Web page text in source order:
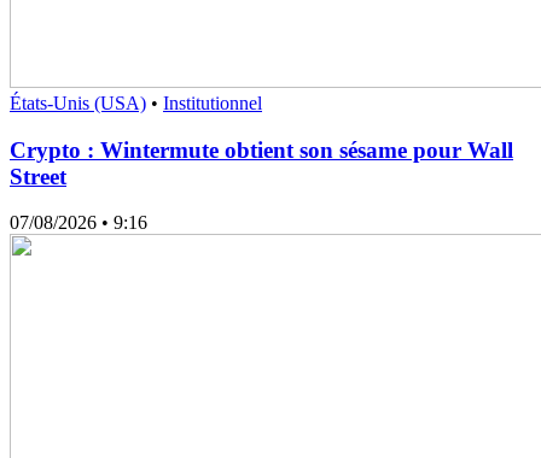
États-Unis (USA) • Institutionnel
Crypto : Wintermute obtient son sésame pour Wall
Street
07/08/2026 • 9:16